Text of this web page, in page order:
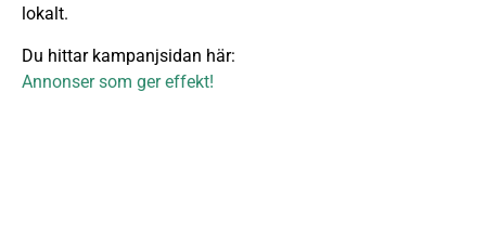
lokalt.
Du hittar kampanjsidan här:
Annonser som ger effekt!